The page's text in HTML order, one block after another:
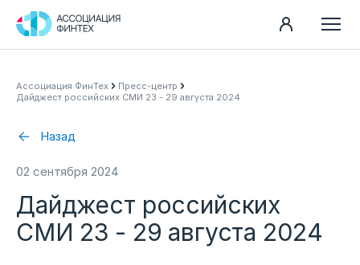
Ассоциация
Пресс-центр
Карьера
Контакты
Документы
Ассоциация ФинТех
Пресс-центр
Дайджест российских СМИ 23 - 29 августа 2024
Назад
02 сентября 2024
Дайджест российских
СМИ 23 - 29 августа 2024